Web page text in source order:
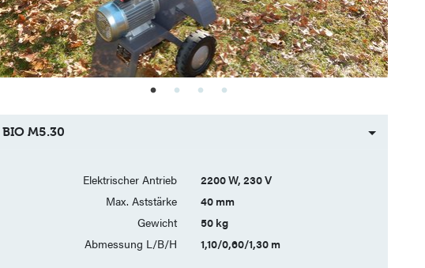
BIO M5.30
Elektrischer Antrieb
2200 W, 230 V
Max. Aststärke
40 mm
Gewicht
50 kg
Abmessung L/B/H
1,10/0,60/1,30 m